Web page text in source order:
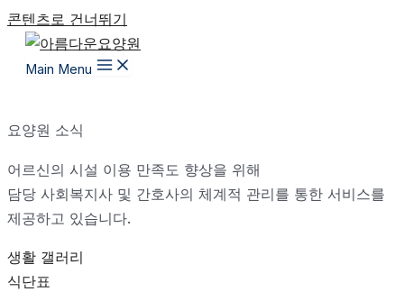
콘텐츠로 건너뛰기
Main Menu
요양원 소식
어르신의 시설 이용 만족도 향상을 위해
담당 사회복지사 및 간호사의 체계적 관리를 통한 서비스를
제공하고 있습니다.
생활 갤러리
식단표